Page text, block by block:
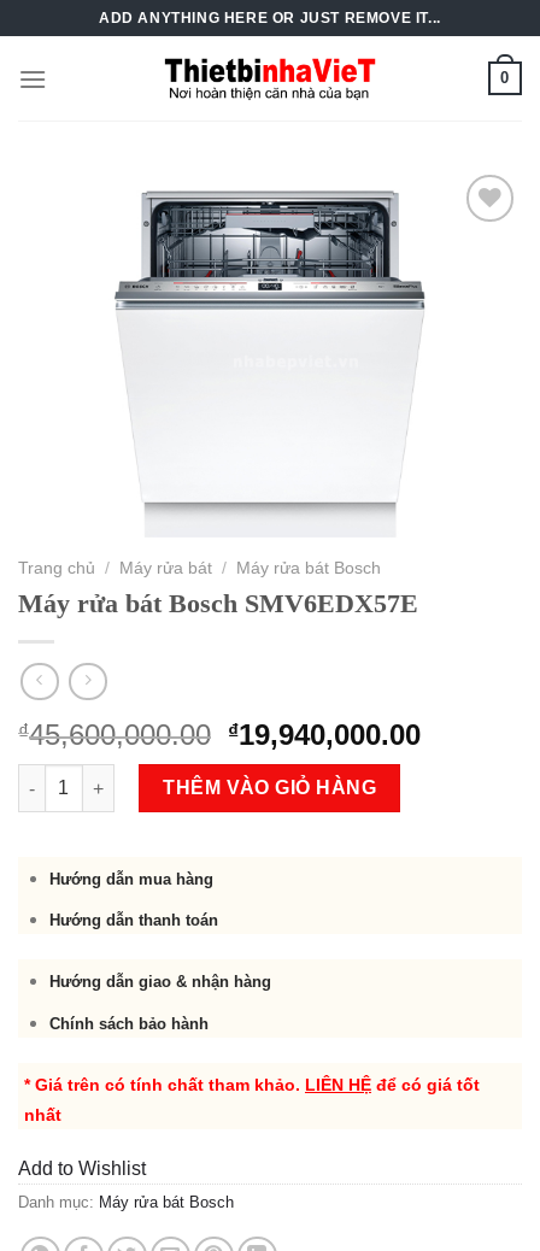
content
ADD ANYTHING HERE OR JUST REMOVE IT...
0
Trang chủ / Máy rửa bát / Máy rửa bát Bosch
Máy rửa bát Bosch SMV6EDX57E
₫45,600,000.00 Original
price
was:
₫45,600,000.00.
₫19,940,000.00Current
Máy rửa bát Bosch SMV6EDX57E số lượng
THÊM VÀO GIỎ HÀNG
Hướng dẫn mua hàng
Hướng dẫn thanh toán
Hướng dẫn giao & nhận hàng
Chính sách bảo hành
* Giá trên có tính chất tham khảo. LIÊN HỆ để có giá tốt
nhất
Add to Wishlist
Danh mục: Máy rửa bát Bosch